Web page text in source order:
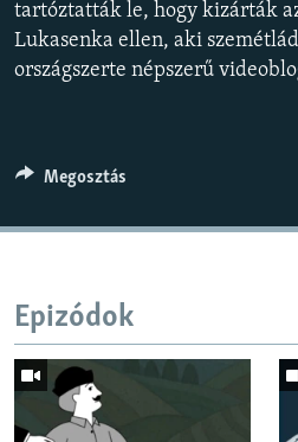
tartóztatták le, hogy kizárták
Lukasenka ellen, aki
országszerte népszerű
Megosztás
Epizódok